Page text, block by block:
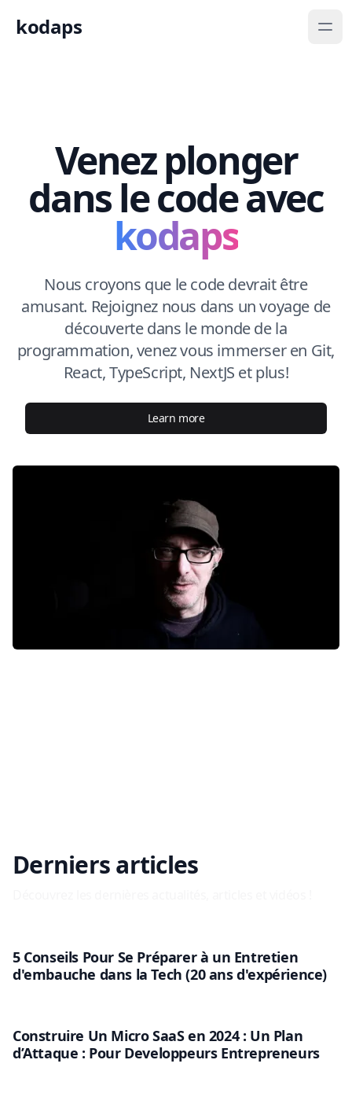
kodaps
Venez plonger
dans le code avec
kodaps
Nous croyons que le code devrait être
amusant. Rejoignez nous dans un voyage de
découverte dans le monde de la
programmation, venez vous immerser en Git,
React, TypeScript, NextJS et plus!
Learn more
Derniers articles
5 Conseils Pour Se Préparer à un Entretien
d'embauche dans la Tech (20 ans d'expérience)
Construire Un Micro SaaS en 2024 : Un Plan
d’Attaque : Pour Developpeurs Entrepreneurs